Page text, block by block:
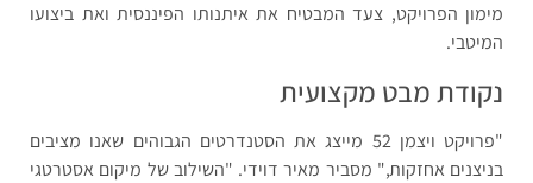
מימון הפרויקט, צעד המבטיח את איתנותו הפיננסית ואת ביצועו
המיטבי.
נקודת מבט מקצועית
"פרויקט ויצמן 52 מייצג את הסטנדרטים הגבוהים שאנו מציבים
בניצנים אחזקות," מסביר מאיר דוידי. "השילוב של מיקום אסטרטגי